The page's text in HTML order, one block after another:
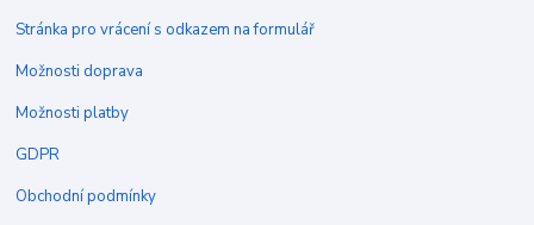
Stránka pro vrácení s odkazem na formulář
Možnosti doprava
Možnosti platby
GDPR
Obchodní podmínky